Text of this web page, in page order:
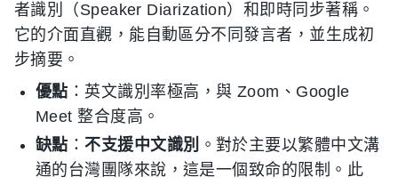
者識別（Speaker Diarization）和即時同步著稱。
它的介面直觀，能自動區分不同發言者，並生成初
步摘要。
優點 ：英文識別率極高，與 Zoom、Google
Meet 整合度高。
缺點 ：不支援中文識別 。對於主要以繁體中文溝
通的台灣團隊來說，這是一個致命的限制。此